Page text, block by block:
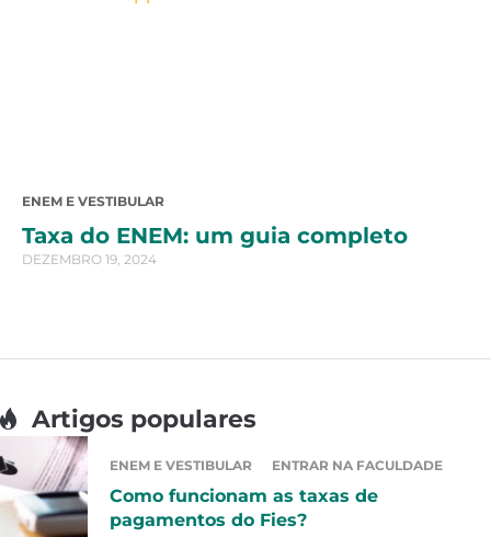
ENEM E VESTIBULAR
Taxa do ENEM: um guia completo
DEZEMBRO 19, 2024
Artigos populares
ENEM E VESTIBULAR ENTRAR NA FACULDADE
Como funcionam as taxas de
pagamentos do Fies?